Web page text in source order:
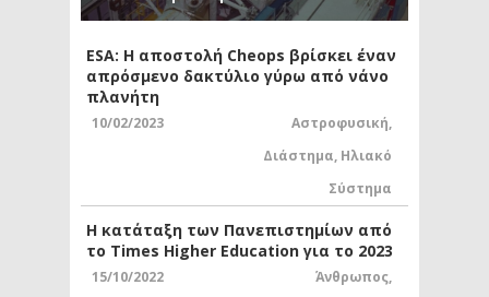
ESA: Η αποστολή Cheops βρίσκει έναν
απρόσμενο δακτύλιο γύρω από νάνο
πλανήτη
10/02/2023 Αστροφυσική,
Διάστημα, Ηλιακό
Σύστημα
Η κατάταξη των Πανεπιστημίων από
το Times Higher Education για το 2023
15/10/2022 Άνθρωπος,